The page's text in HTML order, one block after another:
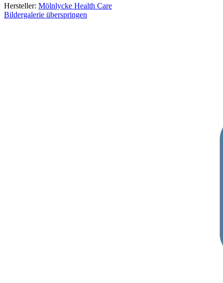
Hersteller: Mölnlycke Health Care
Bildergalerie überspringen